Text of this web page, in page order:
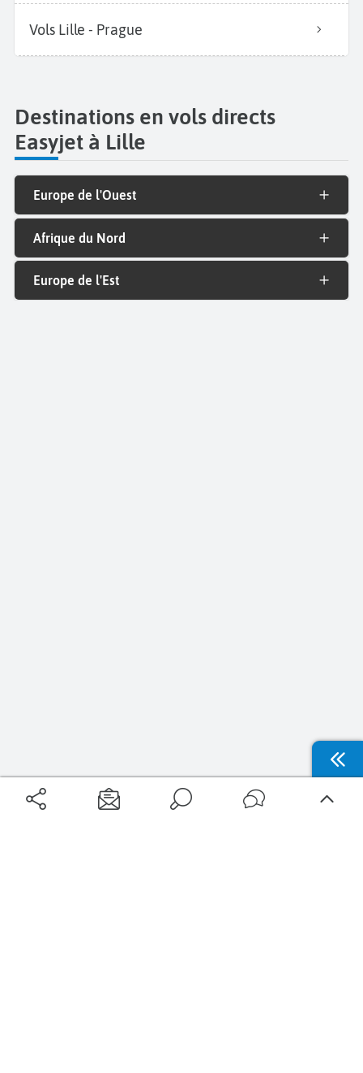
Vols Lille - Prague
Destinations en vols directs
Easyjet à Lille
Europe de l'Ouest
Afrique du Nord
Europe de l'Est